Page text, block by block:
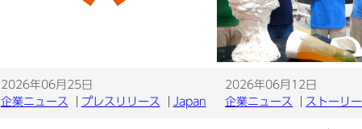
2026年06月25日
企業ニュース
プレスリリース Japan
2026年06月12日
企業ニュース
ストーリー